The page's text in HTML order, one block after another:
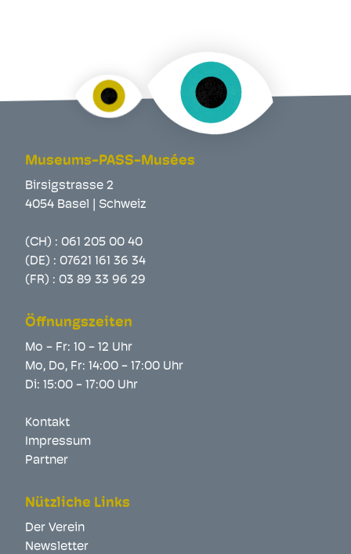
Museums-PASS-Musées
Birsigstrasse 2
4054 Basel | Schweiz
(CH) : 061 205 00 40
(DE) : 07621 161 36 34
(FR) : 03 89 33 96 29
Öffnungszeiten
Mo - Fr: 10 - 12 Uhr
Mo, Do, Fr: 14:00 - 17:00 Uhr
Di: 15:00 - 17:00 Uhr
Kontakt
Impressum
Partner
Nützliche Links
Der Verein
Newsletter